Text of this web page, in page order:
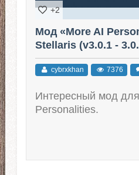
+2
Мод «More AI
Stellaris (v3.0.1 -
cybrxkhan 7376
Интересный мод
Personalities.